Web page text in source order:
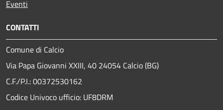
Eventi
CONTATTI
Comune di Calcio
Via Papa Giovanni XXIII, 40 24054 Calcio (BG)
C.F./P.I.: 00372530162
Codice Univoco ufficio: UF8DRM